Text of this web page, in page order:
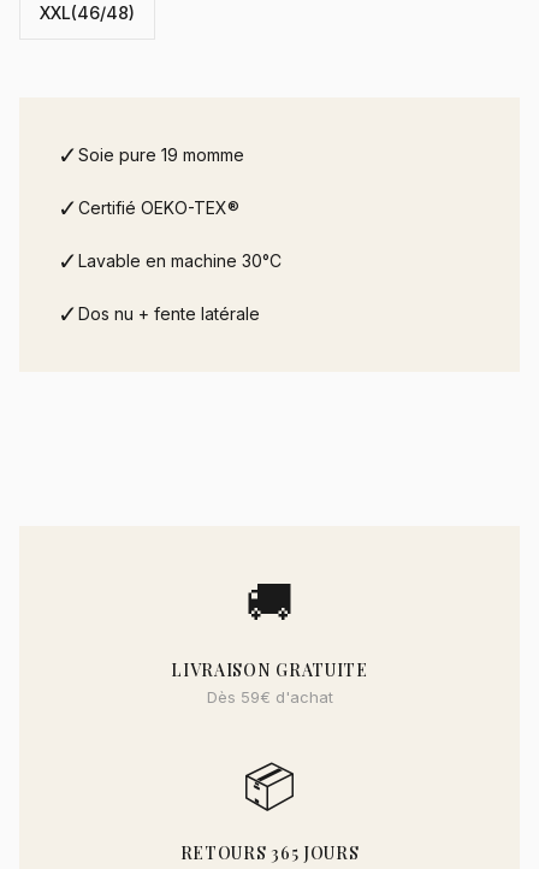
XXL(46/48)
✓Soie pure 19 momme
✓Certifié OEKO-TEX®
✓Lavable en machine 30°C
✓Dos nu + fente latérale
🚚
LIVRAISON GRATUITE
Dès 59€ d'achat
📦
RETOURS 365 JOURS